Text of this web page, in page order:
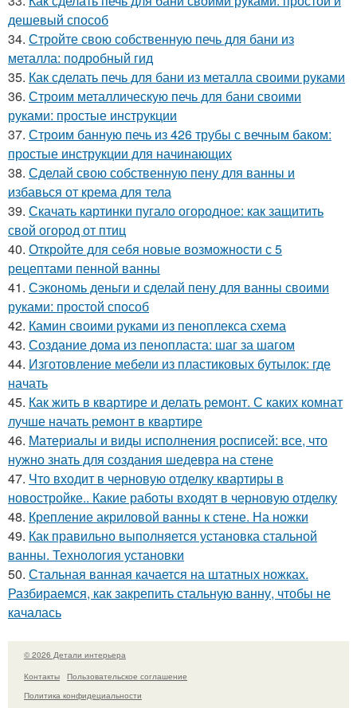
дешевый способ
34. Стройте свою собственную печь для бани из
металла: подробный гид
35. Как сделать печь для бани из металла своими руками
36. Строим металлическую печь для бани своими
руками: простые инструкции
37. Строим банную печь из 426 трубы с вечным баком:
простые инструкции для начинающих
38. Сделай свою собственную пену для ванны и
избавься от крема для тела
39. Скачать картинки пугало огородное: как защитить
свой огород от птиц
40. Откройте для себя новые возможности с 5
рецептами пенной ванны
41. Сэкономь деньги и сделай пену для ванны своими
руками: простой способ
42. Камин своими руками из пеноплекса схема
43. Создание дома из пенопласта: шаг за шагом
44. Изготовление мебели из пластиковых бутылок: где
начать
45. Как жить в квартире и делать ремонт. С каких комнат
лучше начать ремонт в квартире
46. Материалы и виды исполнения росписей: все, что
нужно знать для создания шедевра на стене
47. Что входит в черновую отделку квартиры в
новостройке.. Какие работы входят в черновую отделку
48. Крепление акриловой ванны к стене. На ножки
49. Как правильно выполняется установка стальной
ванны. Технология установки
50. Стальная ванная качается на штатных ножках.
Разбираемся, как закрепить стальную ванну, чтобы не
качалась
© 2026 Детали интерьера
Контакты
Пользовательское соглашение
Политика конфидециальности